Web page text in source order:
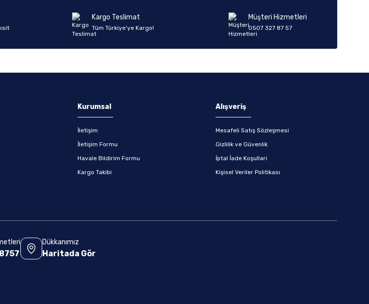
Kargo Teslimat
Tüm Türkiye’ye Kargo!
Müşteri Hizmetleri
0507 327 87 57
Kurumsal
İletişim
İletişim Formu
Havale Bildirim Formu
Kargo Takibi
Alışveriş
Mesafeli Satış Sözleşmesi
Gizlilik ve Güvenlik
İptal İade Koşullari
Kişisel Veriler Politikası
Dükkanımız
Haritada Gör